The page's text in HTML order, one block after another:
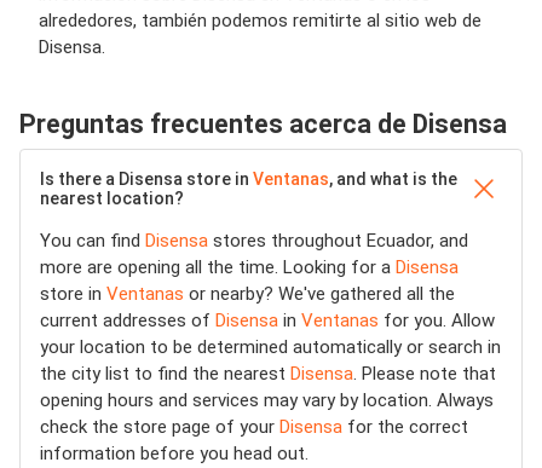
alrededores, también podemos remitirte al sitio web de
Disensa.
Preguntas frecuentes acerca de Disensa
Is there a Disensa store in Ventanas, and what is the
nearest location?
You can find Disensa stores throughout Ecuador, and
more are opening all the time. Looking for a Disensa
store in Ventanas or nearby? We've gathered all the
current addresses of Disensa in Ventanas for you. Allow
your location to be determined automatically or search in
the city list to find the nearest Disensa. Please note that
opening hours and services may vary by location. Always
check the store page of your Disensa for the correct
information before you head out.